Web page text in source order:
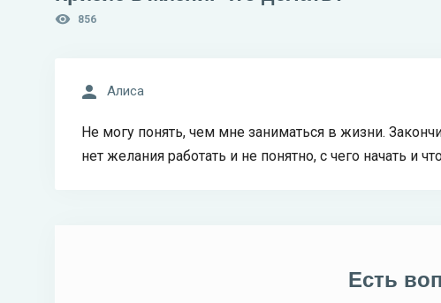
856
Алиса
Не могу понять, чем мне заниматься в жизни.
нет желания работать и не понятно, с чего начать и
Есть